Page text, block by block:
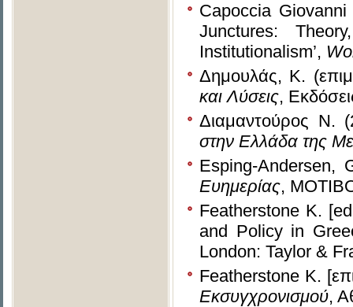
Capoccia
Junctures:
Institutionalism’,
Δημουλάς, Κ.
και Λύσεις,
Διαμαντούρος Ν.
στην Ελλάδα της
Esping-Andersen,
Ευημερίας,
Featherstone K.
and Policy in
London: Taylor &
Featherstone K.
Εκσυγχρονισμού,